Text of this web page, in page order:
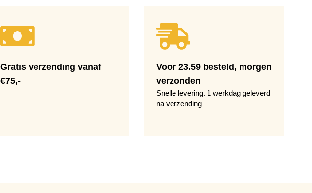
Gratis verzending vanaf
€75,-
Voor 23.59 besteld, morgen
verzonden
Snelle levering. 1 werkdag geleverd
na verzending